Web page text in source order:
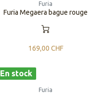
Furia
Furia Megaera bague rouge
169,00 CHF
En stock
Furia